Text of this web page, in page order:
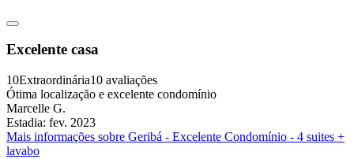
Excelente casa
10Extraordinária10 avaliações
Ótima localização e excelente condomínio
Marcelle G.
Estadia: fev. 2023
Mais informações sobre Geribá - Excelente Condomínio - 4 suites +
lavabo